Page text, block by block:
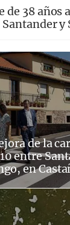
de 38 años
y
de la
entre
en